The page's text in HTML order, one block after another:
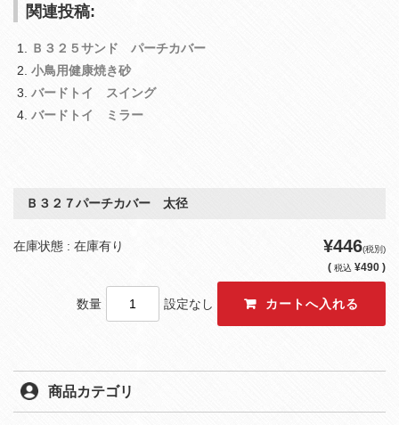
関連投稿:
Ｂ３２５サンド パーチカバー
小鳥用健康焼き砂
バードトイ スイング
バードトイ ミラー
Ｂ３２７パーチカバー 太径
在庫状態 : 在庫有り ¥446(税別)
( 税込 ¥490 )
数量 設定なし
商品カテゴリ